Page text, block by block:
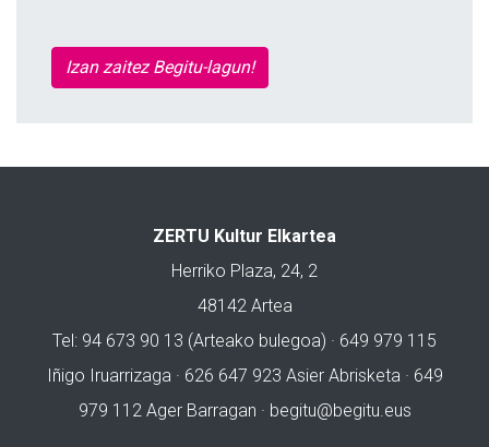
Izan zaitez Begitu-lagun!
ZERTU Kultur Elkartea
Herriko Plaza, 24, 2
48142 Artea
Tel: 94 673 90 13 (Arteako bulegoa) · 649 979 115
Iñigo Iruarrizaga · 626 647 923 Asier Abrisketa · 649
979 112 Ager Barragan · begitu@begitu.eus